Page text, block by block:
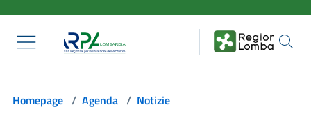
Homepage / Agenda / Notizie